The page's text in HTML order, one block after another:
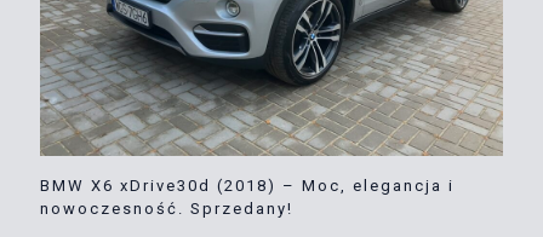
BMW X6 xDrive30d (2018) – Moc, elegancja i
nowoczesność. Sprzedany!